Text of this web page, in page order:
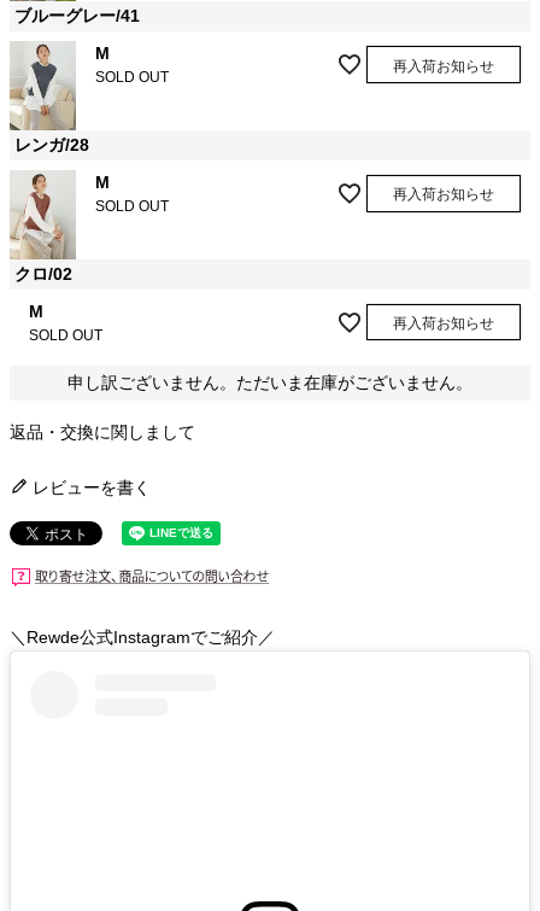
ブルーグレー/41
M
SOLD OUT
再入荷お知らせ
レンガ/28
M
SOLD OUT
再入荷お知らせ
クロ/02
M
SOLD OUT
再入荷お知らせ
申し訳ございません。ただいま在庫がございません。
返品・交換に関しまして
レビューを書く
＼Rewde公式Instagramでご紹介／